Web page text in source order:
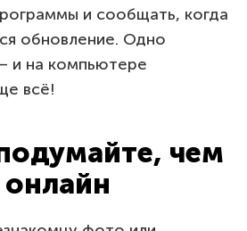
и сообщать, когда
обновление. Одно
и на компьютере
всё!
чем
онлайн